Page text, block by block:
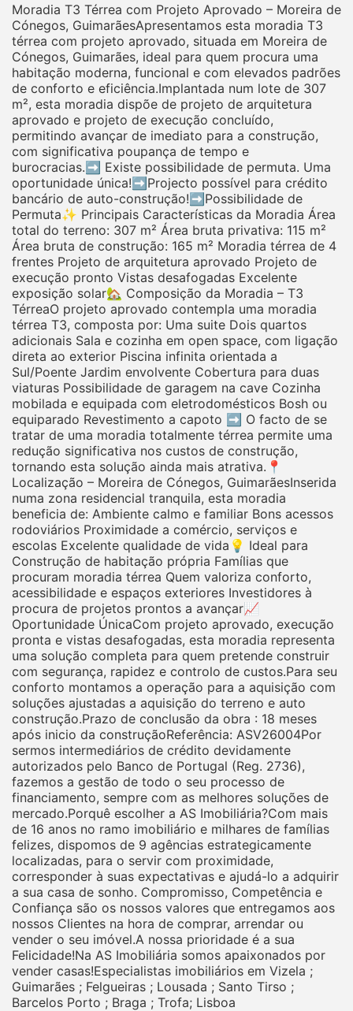
Moradia T3 Térrea com Projeto Aprovado – Moreira de
Cónegos, GuimarãesApresentamos esta moradia T3
térrea com projeto aprovado, situada em Moreira de
Cónegos, Guimarães, ideal para quem procura uma
habitação moderna, funcional e com elevados padrões
de conforto e eficiência.Implantada num lote de 307
m², esta moradia dispõe de projeto de arquitetura
aprovado e projeto de execução concluído,
permitindo avançar de imediato para a construção,
com significativa poupança de tempo e
burocracias.➡️ Existe possibilidade de permuta. Uma
oportunidade única!➡️Projecto possível para crédito
bancário de auto-construção!➡️Possibilidade de
Permuta✨ Principais Características da Moradia Área
total do terreno: 307 m² Área bruta privativa: 115 m²
Área bruta de construção: 165 m² Moradia térrea de 4
frentes Projeto de arquitetura aprovado Projeto de
execução pronto Vistas desafogadas Excelente
exposição solar🏡 Composição da Moradia – T3
TérreaO projeto aprovado contempla uma moradia
térrea T3, composta por: Uma suite Dois quartos
adicionais Sala e cozinha em open space, com ligação
direta ao exterior Piscina infinita orientada a
Sul/Poente Jardim envolvente Cobertura para duas
viaturas Possibilidade de garagem na cave Cozinha
mobilada e equipada com eletrodomésticos Bosh ou
equiparado Revestimento a capoto ➡️ O facto de se
tratar de uma moradia totalmente térrea permite uma
redução significativa nos custos de construção,
tornando esta solução ainda mais atrativa.📍
Localização – Moreira de Cónegos, GuimarãesInserida
numa zona residencial tranquila, esta moradia
beneficia de: Ambiente calmo e familiar Bons acessos
rodoviários Proximidade a comércio, serviços e
escolas Excelente qualidade de vida💡 Ideal para
Construção de habitação própria Famílias que
procuram moradia térrea Quem valoriza conforto,
acessibilidade e espaços exteriores Investidores à
procura de projetos prontos a avançar📈
Oportunidade ÚnicaCom projeto aprovado, execução
pronta e vistas desafogadas, esta moradia representa
uma solução completa para quem pretende construir
com segurança, rapidez e controlo de custos.Para seu
conforto montamos a operação para a aquisição com
soluções ajustadas a aquisição do terreno e auto
construção.Prazo de conclusão da obra : 18 meses
após inicio da construçãoReferência: ASV26004Por
sermos intermediários de crédito devidamente
autorizados pelo Banco de Portugal (Reg. 2736),
fazemos a gestão de todo o seu processo de
financiamento, sempre com as melhores soluções de
mercado.Porquê escolher a AS Imobiliária?Com mais
de 16 anos no ramo imobiliário e milhares de famílias
felizes, dispomos de 9 agências estrategicamente
localizadas, para o servir com proximidade,
corresponder à suas expectativas e ajudá-lo a adquirir
a sua casa de sonho. Compromisso, Competência e
Confiança são os nossos valores que entregamos aos
nossos Clientes na hora de comprar, arrendar ou
vender o seu imóvel.A nossa prioridade é a sua
Felicidade!Na AS Imobiliária somos apaixonados por
vender casas!Especialistas imobiliários em Vizela ;
Guimarães ; Felgueiras ; Lousada ; Santo Tirso ;
Barcelos Porto ; Braga ; Trofa; Lisboa